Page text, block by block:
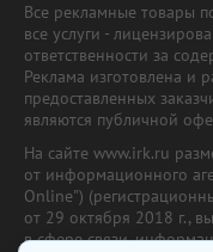
Все рекламные товары
все услуги -
ответственности за
Реклама изготовлена и
предоставленных
являются публичной
На сайте www.irk.ru
от информационного
Online")
от 29 октября 2018 г.,
в сфере связи,